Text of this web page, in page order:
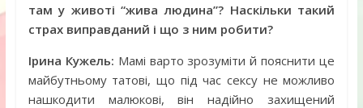
там у животі “жива людина”? Наскільки такий
страх виправданий і що з ним робити?
Ірина Кужель: Мамі варто зрозуміти й пояснити це
майбутньому татові, що під час сексу не можливо
нашкодити малюкові, він надійно захищений